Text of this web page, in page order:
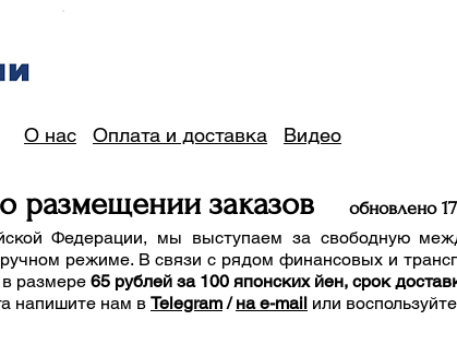
О нас Оплата и доставка Видео
размещении заказов обновлено 17
Федерации, мы выступаем за свободную
режиме. В связи с рядом финансовых и
размере 65 рублей за 100 японских йен, срок
напишите нам в Telegram/на e-mail или